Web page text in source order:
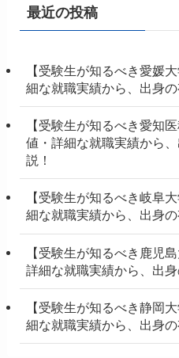
最近の投稿
【受験生が知るべき愛媛
細な就職実績から、出身
【受験生が知るべき愛知
値・詳細な就職実績から
説！
【受験生が知るべき岐阜
細な就職実績から、出身
【受験生が知るべき鹿児
詳細な就職実績から、出
【受験生が知るべき静岡
細な就職実績から、出身